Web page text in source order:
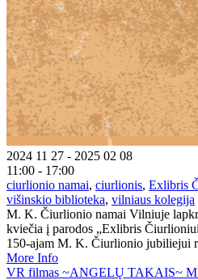
2024 11 27 - 2025 02 08
11:00 - 17:00
ciurlionio namai, ciurlionis, Exlibris
višinskio biblioteka, vilniaus kolegija
M. K. Čiurlionio namai Vilniuje
kviečia į parodos „Exlibris
150-ajam M. K. Čiurlionio jubiliejui
More Info
VR filmas ~ANGELŲ TAKAIS~